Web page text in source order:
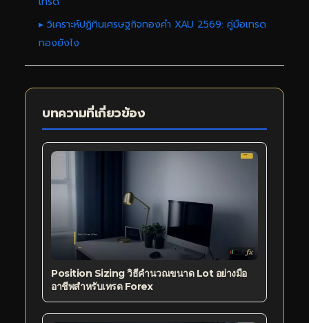
▸ วิเคราะห์ปฏิทินเศรษฐกิจทองคำ XAU 2569: คู่มือเทรด
ทองยังไง
บทความที่เกี่ยวข้อง
Position Sizing วิธีคำนวณขนาด Lot อย่างมือ
อาชีพสำหรับเทรด Forex